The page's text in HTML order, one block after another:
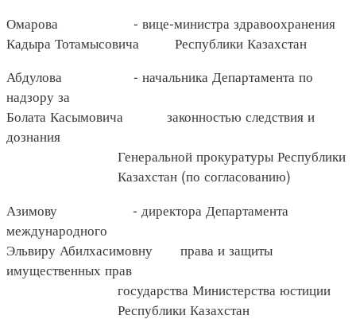
Омарова - вице-министра здравоохранения
Кадыра Тотамысовича Республики Казахстан
Абдулова - начальника Департамента по
надзору за
Болата Касымовича законностью следствия и
дознания
Генеральной прокуратуры Республики
Казахстан (по согласованию)
Азимову - директора Департамента
международного
Эльвиру Абилхасимовну права и защиты
имущественных прав
государства Министерства юстиции
Республики Казахстан